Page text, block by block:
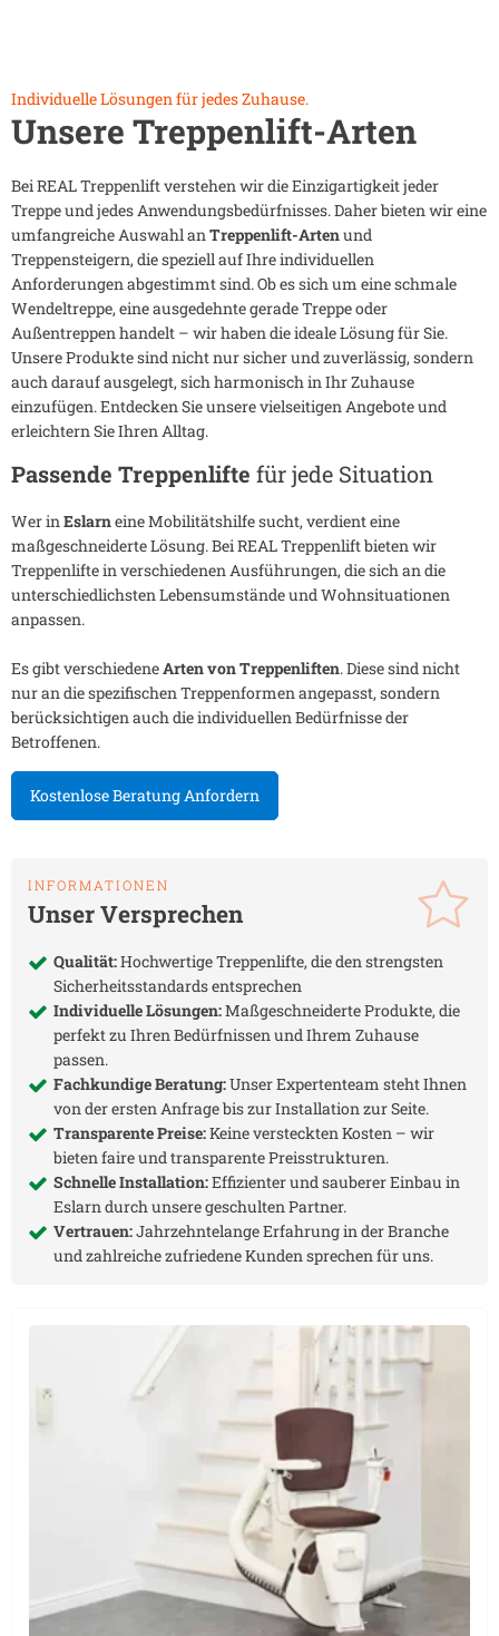
Individuelle Lösungen für jedes Zuhause.
Unsere Treppenlift-Arten
Bei REAL Treppenlift verstehen wir die Einzigartigkeit jeder
Treppe und jedes Anwendungsbedürfnisses. Daher bieten wir eine
umfangreiche Auswahl anTreppenlift-Artenund
Treppensteigern, die speziell auf Ihre individuellen
Anforderungen abgestimmt sind. Ob es sich um eine schmale
Wendeltreppe, eine ausgedehnte gerade Treppe oder
Außentreppen handelt – wir haben die ideale Lösung für Sie.
Unsere Produkte sind nicht nur sicher und zuverlässig, sondern
auch darauf ausgelegt, sich harmonisch in Ihr Zuhause
einzufügen. Entdecken Sie unsere vielseitigen Angebote und
erleichtern Sie Ihren Alltag.
Passende Treppenlifte für jede Situation
Wer inEslarneine Mobilitätshilfe sucht, verdient eine
maßgeschneiderte Lösung. Bei REAL Treppenlift bieten wir
Treppenlifte in verschiedenen Ausführungen, die sich an die
unterschiedlichsten Lebensumstände und Wohnsituationen
anpassen.
Es gibt verschiedeneArten von Treppenliften. Diese sind nicht
nur an die spezifischen Treppenformen angepasst, sondern
berücksichtigen auch die individuellen Bedürfnisse der
Betroffenen.
Kostenlose Beratung Anfordern
INFORMATIONEN
Unser Versprechen
Qualität:Hochwertige Treppenlifte, die den strengsten
Sicherheitsstandards entsprechen
Individuelle Lösungen:Maßgeschneiderte Produkte, die
perfekt zu Ihren Bedürfnissen und Ihrem Zuhause
passen.
Fachkundige Beratung:Unser Expertenteam steht Ihnen
von der ersten Anfrage bis zur Installation zur Seite.
Transparente Preise:Keine versteckten Kosten – wir
bieten faire und transparente Preisstrukturen.
Schnelle Installation:Effizienter und sauberer Einbau in
Eslarndurch unsere geschulten Partner.
Vertrauen:Jahrzehntelange Erfahrung in der Branche
und zahlreiche zufriedene Kunden sprechen für uns.